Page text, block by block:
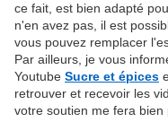
ce fait, est bien adapté
n'en avez pas, il est
vous pouvez remplacer
Par ailleurs, je vous
Youtube Sucre et épices
retrouver et recevoir les
votre soutien me fera bien